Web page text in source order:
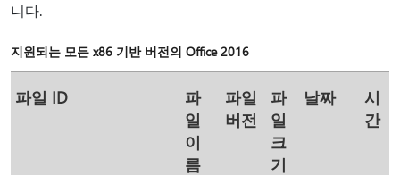
니다.
지원되는 모든 x86 기반 버전의 Office 2016
파일 ID
파
일
이
름
파일
버전
파
일
크
기
날짜
시
간